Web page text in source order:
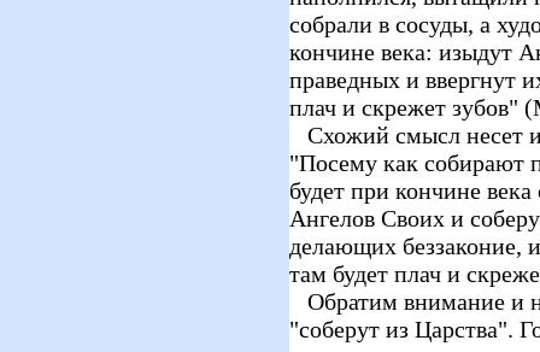
собрали в сосуды, а
кончине века: изыдут
праведных и ввергнут
плач и скрежет зубов"
Схожий смысл несет
"Посему как собирают
будет при кончине
Ангелов Своих и
делающих беззаконие,
там будет плач и
Обратим внимание и
"соберут из Царства".